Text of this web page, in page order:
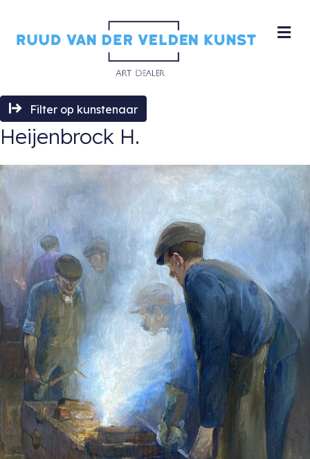
Filter op kunstenaar
Heijenbrock H.